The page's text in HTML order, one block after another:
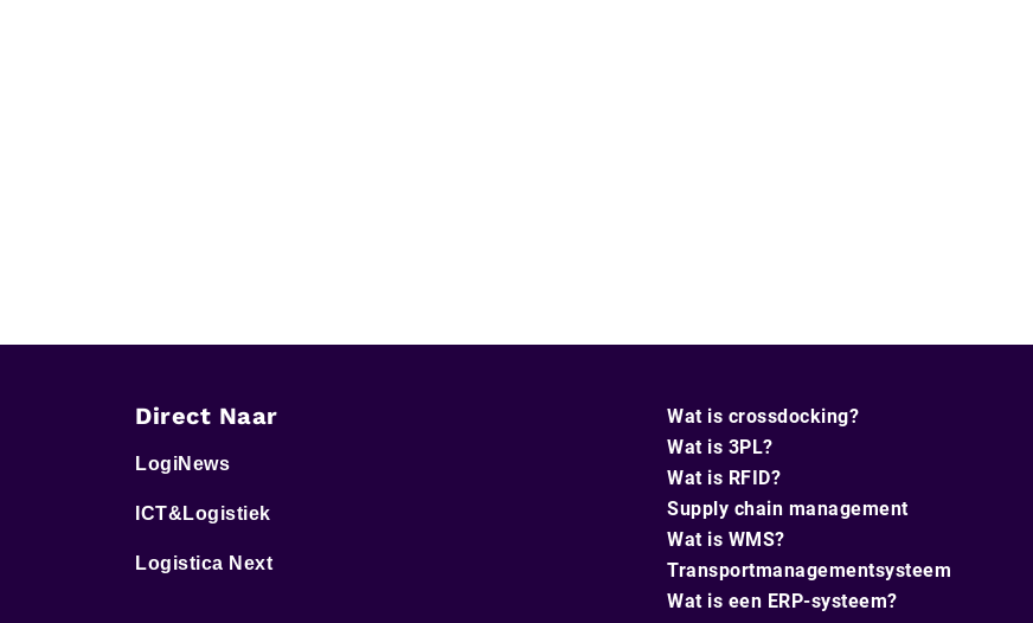
Direct Naar
LogiNews
ICT&Logistiek
Logistica Next
Wat is crossdocking?
Wat is 3PL?
Wat is RFID?
Supply chain management
Wat is WMS?
Transportmanagementsysteem
Wat is een ERP-systeem?